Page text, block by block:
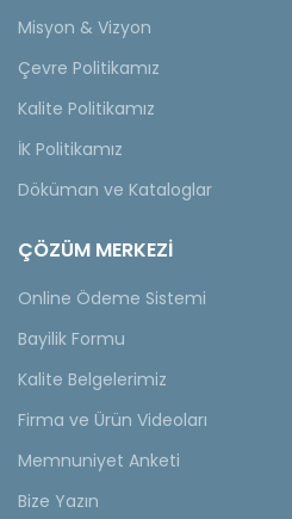
Misyon & Vizyon
Çevre Politikamız
Kalite Politikamız
İK Politikamız
Döküman ve Kataloglar
ÇÖZÜM MERKEZİ
Online Ödeme Sistemi
Bayilik Formu
Kalite Belgelerimiz
Firma ve Ürün Videoları
Memnuniyet Anketi
Bize Yazın